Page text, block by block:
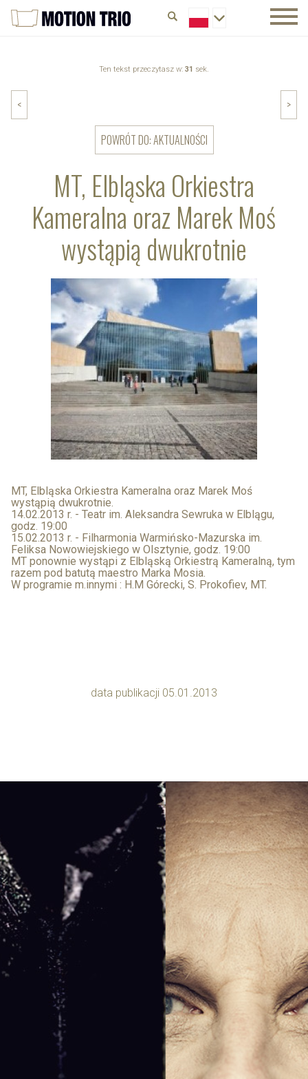
Ten tekst przeczytasz w: 31 sek.
MT, Elbląska Orkiestra
Kameralna oraz Marek Moś
wystąpią dwukrotnie
< >
POWRÓT DO: AKTUALNOŚCI
MT, Elbląska Orkiestra Kameralna oraz Marek Moś
wystąpią dwukrotnie.
14.02.2013 r. - Teatr im. Aleksandra Sewruka w Elblągu,
godz. 19:00
15.02.2013 r. - Filharmonia Warmińsko-Mazurska im.
Feliksa Nowowiejskiego w Olsztynie, godz. 19:00
MT ponownie wystąpi z Elbląską Orkiestrą Kameralną, tym
razem pod batutą maestro Marka Mosia.
W programie m.innymi : H.M Górecki, S. Prokofiev, MT.
data publikacji 05.01.2013